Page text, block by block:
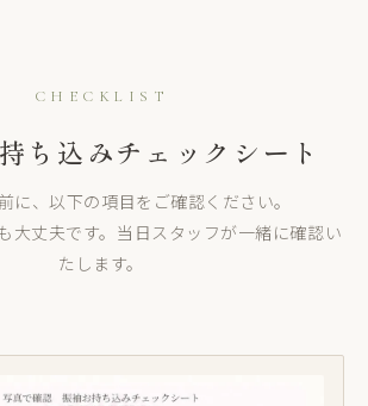
CHECKLIST
ち込みチェックシート
に、以下の項目をご確認ください。
大丈夫です。当日スタッフが一緒に確認い
たします。